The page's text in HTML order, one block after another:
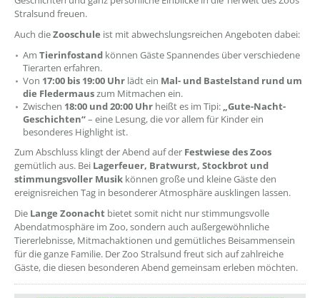
Stralsund freuen.
Auch dieZooschule ist mit abwechslungsreichen Angeboten dabei:
Am Tierinfostand können Gäste Spannendes über verschiedene
Tierarten erfahren.
Von 17:00 bis 19:00 Uhr lädt ein Mal- und Bastelstand rund um
die Fledermauszum Mitmachen ein.
Zwischen 18:00 und 20:00 Uhr heißt es im Tipi: „Gute-Nacht-
Geschichten“– eine Lesung, die vor allem für Kinder ein
besonderes Highlight ist.
Zum Abschluss klingt der Abend auf der Festwiese des Zoos
gemütlich aus. Bei Lagerfeuer, Bratwurst, Stockbrot und
stimmungsvoller Musik können große und kleine Gäste den
ereignisreichen Tag in besonderer Atmosphäre ausklingen lassen.
Die Lange Zoonacht bietet somit nicht nur stimmungsvolle
Abendatmosphäre im Zoo, sondern auch außergewöhnliche
Tiererlebnisse, Mitmachaktionen und gemütliches Beisammensein
für die ganze Familie. Der Zoo Stralsund freut sich auf zahlreiche
Gäste, die diesen besonderen Abend gemeinsam erleben möchten.